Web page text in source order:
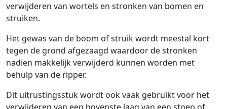
verwijderen van wortels en stronken van bomen en
struiken.
Het gewas van de boom of struik wordt meestal kort
tegen de grond afgezaagd waardoor de stronken
nadien makkelijk verwijderd kunnen worden met
behulp van de ripper.
Dit uitrustingsstuk wordt ook vaak gebruikt voor het